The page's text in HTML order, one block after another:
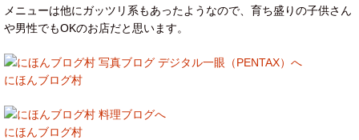
メニューは他にガッツリ系もあったようなので、育ち盛りの子供さん
や男性でもOKのお店だと思います。
にほんブログ村
にほんブログ村